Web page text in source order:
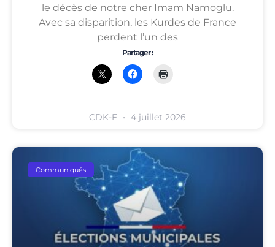
le décès de notre cher Imam Namoglu.
Avec sa disparition, les Kurdes de France
perdent l’un des
Partager :
CDK-F 4 juillet 2026
Communiqués